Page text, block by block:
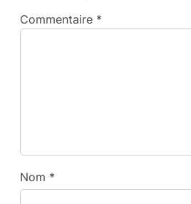
Commentaire *
Nom *